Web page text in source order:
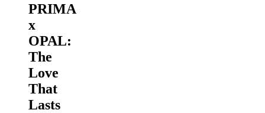
PRIMA
x
OPAL:
The
Love
That
Lasts